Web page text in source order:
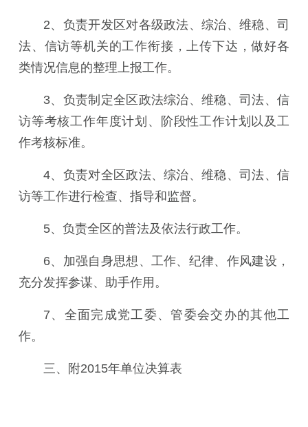
2、负责开发区对各级政法、综治、维稳、司
法、信访等机关的工作衔接，上传下达，做好各
类情况信息的整理上报工作。
3、负责制定全区政法综治、维稳、司法、信
访等考核工作年度计划、阶段性工作计划以及工
作考核标准。
4、负责对全区政法、综治、维稳、司法、信
访等工作进行检查、指导和监督。
5、负责全区的普法及依法行政工作。
6、加强自身思想、工作、纪律、作风建设，
充分发挥参谋、助手作用。
7、全面完成党工委、管委会交办的其他工
作。
三、附2015年单位决算表